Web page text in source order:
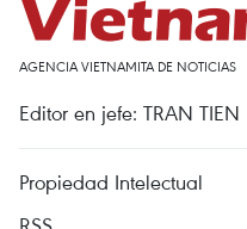
AGENCIA VIETNAMITA DE NOTICIAS
Editor en jefe: TRAN TIEN
Propiedad Intelectual